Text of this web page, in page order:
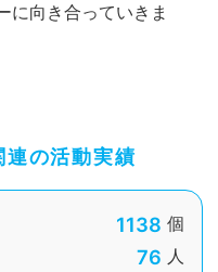
に向き合っていきま
の活動実績
1138 個
76 人